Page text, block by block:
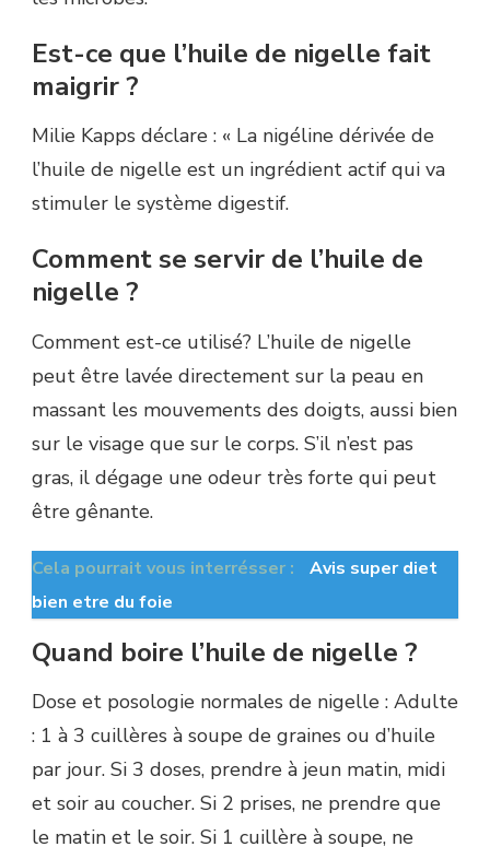
Est-ce que l’huile de nigelle fait
maigrir ?
Milie Kapps déclare : « La nigéline dérivée de
l’huile de nigelle est un ingrédient actif qui va
stimuler le système digestif.
Comment se servir de l’huile de
nigelle ?
Comment est-ce utilisé? L’huile de nigelle
peut être lavée directement sur la peau en
massant les mouvements des doigts, aussi bien
sur le visage que sur le corps. S’il n’est pas
gras, il dégage une odeur très forte qui peut
être gênante.
Cela pourrait vous interrésser :
Avis super diet
bien etre du foie
Quand boire l’huile de nigelle ?
Dose et posologie normales de nigelle : Adulte
: 1 à 3 cuillères à soupe de graines ou d’huile
par jour. Si 3 doses, prendre à jeun matin, midi
et soir au coucher. Si 2 prises, ne prendre que
le matin et le soir. Si 1 cuillère à soupe, ne